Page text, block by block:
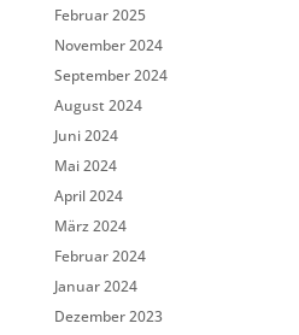
Februar 2025
November 2024
September 2024
August 2024
Juni 2024
Mai 2024
April 2024
März 2024
Februar 2024
Januar 2024
Dezember 2023